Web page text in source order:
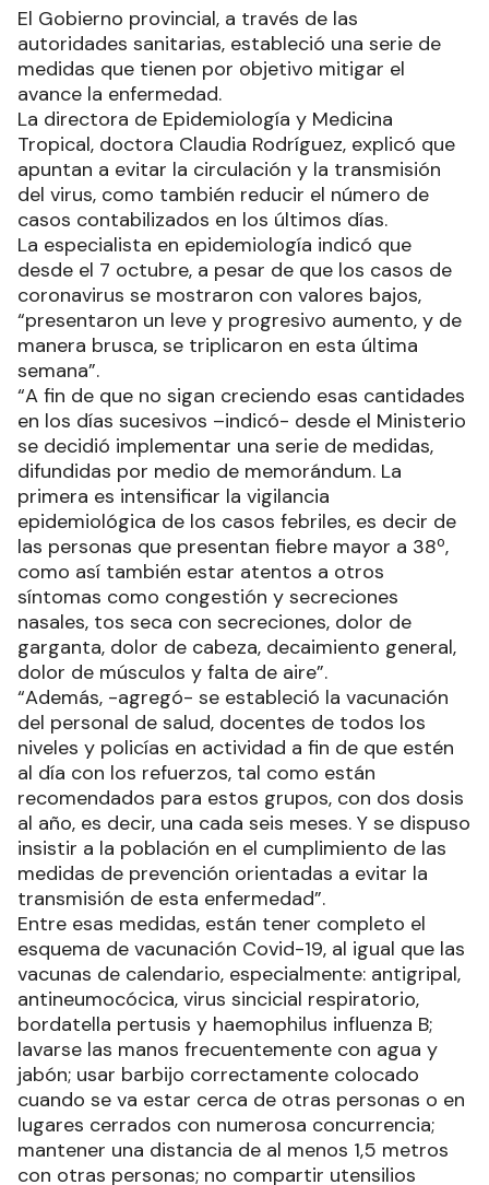
El Gobierno provincial, a través de las
autoridades sanitarias, estableció una serie de
medidas que tienen por objetivo mitigar el
avance la enfermedad.
La directora de Epidemiología y Medicina
Tropical, doctora Claudia Rodríguez, explicó que
apuntan a evitar la circulación y la transmisión
del virus, como también reducir el número de
casos contabilizados en los últimos días.
La especialista en epidemiología indicó que
desde el 7 octubre, a pesar de que los casos de
coronavirus se mostraron con valores bajos,
“presentaron un leve y progresivo aumento, y de
manera brusca, se triplicaron en esta última
semana”.
“A fin de que no sigan creciendo esas cantidades
en los días sucesivos –indicó- desde el Ministerio
se decidió implementar una serie de medidas,
difundidas por medio de memorándum. La
primera es intensificar la vigilancia
epidemiológica de los casos febriles, es decir de
las personas que presentan fiebre mayor a 38º,
como así también estar atentos a otros
síntomas como congestión y secreciones
nasales, tos seca con secreciones, dolor de
garganta, dolor de cabeza, decaimiento general,
dolor de músculos y falta de aire”.
“Además, -agregó- se estableció la vacunación
del personal de salud, docentes de todos los
niveles y policías en actividad a fin de que estén
al día con los refuerzos, tal como están
recomendados para estos grupos, con dos dosis
al año, es decir, una cada seis meses. Y se dispuso
insistir a la población en el cumplimiento de las
medidas de prevención orientadas a evitar la
transmisión de esta enfermedad”.
Entre esas medidas, están tener completo el
esquema de vacunación Covid-19, al igual que las
vacunas de calendario, especialmente: antigripal,
antineumocócica, virus sincicial respiratorio,
bordatella pertusis y haemophilus influenza B;
lavarse las manos frecuentemente con agua y
jabón; usar barbijo correctamente colocado
cuando se va estar cerca de otras personas o en
lugares cerrados con numerosa concurrencia;
mantener una distancia de al menos 1,5 metros
con otras personas; no compartir utensilios